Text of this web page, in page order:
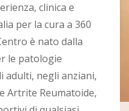
clinica e
per la cura a 360
è nato dalla
le patologie
adulti, negli anziani,
Artrite Reumatoide,